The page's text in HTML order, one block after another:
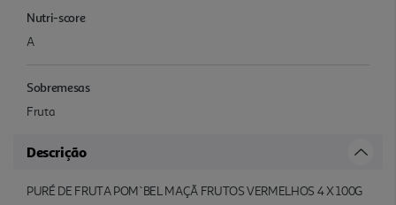
Nutri-score
A
Sobremesas
Fruta
Descrição
PURÉ DE FRUTA POM`BEL MAÇÃ FRUTOS VERMELHOS 4 X 100G